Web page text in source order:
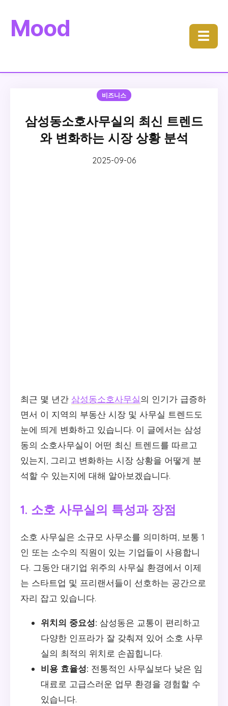
Mood ☰
비즈니스
삼성동소호사무실의 최신 트렌드
와 변화하는 시장 상황 분석
2025-09-06
최근 몇 년간 삼성동소호사무실의 인기가 급증하
면서 이 지역의 부동산 시장 및 사무실 트렌드도
눈에 띄게 변화하고 있습니다. 이 글에서는 삼성
동의 소호사무실이 어떤 최신 트렌드를 따르고
있는지, 그리고 변화하는 시장 상황을 어떻게 분
석할 수 있는지에 대해 알아보겠습니다.
1. 소호 사무실의 특성과 장점
소호 사무실은 소규모 사무소를 의미하며, 보통 1
인 또는 소수의 직원이 있는 기업들이 사용합니
다. 그동안 대기업 위주의 사무실 환경에서 이제
는 스타트업 및 프리랜서들이 선호하는 공간으로
자리 잡고 있습니다.
위치의 중요성: 삼성동은 교통이 편리하고
다양한 인프라가 잘 갖춰져 있어 소호 사무
실의 최적의 위치로 손꼽힙니다.
비용 효율성: 전통적인 사무실보다 낮은 임
대료로 고급스러운 업무 환경을 경험할 수
있습니다.